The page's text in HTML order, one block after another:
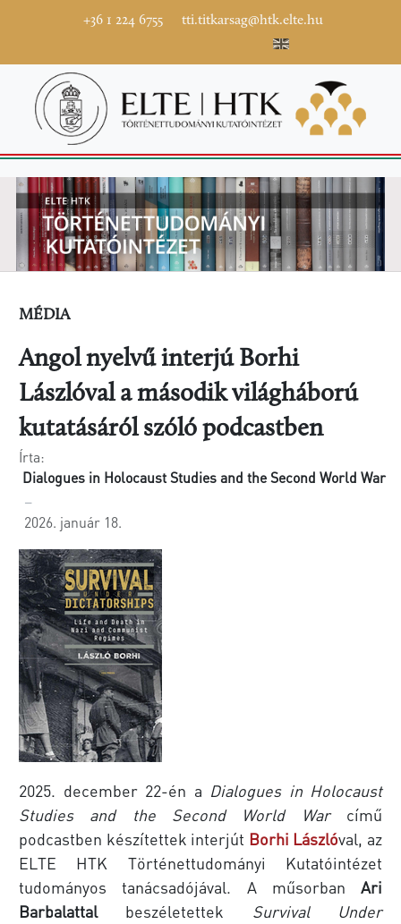
+36 1 224 6755 tti.titkarsag@htk.elte.hu
MÉDIA
Angol nyelvű interjú Borhi
Lászlóval a második világháború
kutatásáról szóló podcastben
Írta:
Dialogues in Holocaust Studies and the Second World War
2026. január 18.
2025. december 22-én a Dialogues in Holocaust
Studies and the Second World Warcímű
podcastben készítettek interjút Borhi Lászlóval, az
ELTE HTK Történettudományi Kutatóintézet
tudományos tanácsadójával. A műsorban Ari
Barbalattalbeszéletettek Survival Under